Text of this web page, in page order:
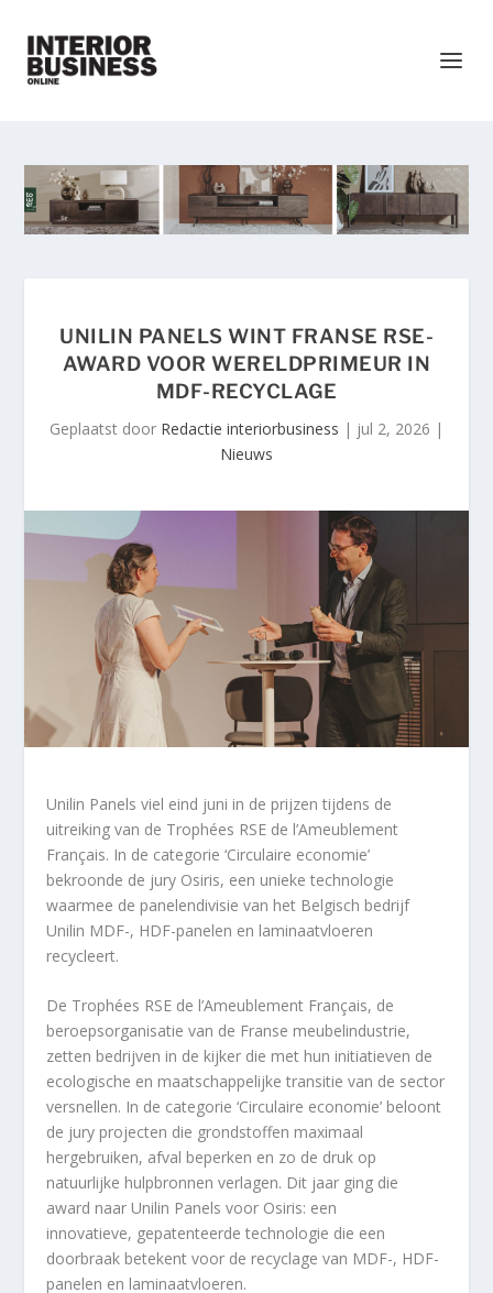
UNILIN PANELS WINT FRANSE RSE-
AWARD VOOR WERELDPRIMEUR IN
MDF-RECYCLAGE
Geplaatst door Redactie interiorbusiness | jul 2, 2026 |
Nieuws
Unilin Panels viel eind juni in de prijzen tijdens de
uitreiking van de Trophées RSE de l’Ameublement
Français. In de categorie ‘Circulaire economie’
bekroonde de jury Osiris, een unieke technologie
waarmee de panelendivisie van het Belgisch bedrijf
Unilin MDF-, HDF-panelen en laminaatvloeren
recycleert.
De Trophées RSE de l’Ameublement Français, de
beroepsorganisatie van de Franse meubelindustrie,
zetten bedrijven in de kijker die met hun initiatieven de
ecologische en maatschappelijke transitie van de sector
versnellen. In de categorie ‘Circulaire economie’ beloont
de jury projecten die grondstoffen maximaal
hergebruiken, afval beperken en zo de druk op
natuurlijke hulpbronnen verlagen. Dit jaar ging die
award naar Unilin Panels voor Osiris: een
innovatieve, gepatenteerde technologie die een
doorbraak betekent voor de recyclage van MDF-, HDF-
panelen en laminaatvloeren.